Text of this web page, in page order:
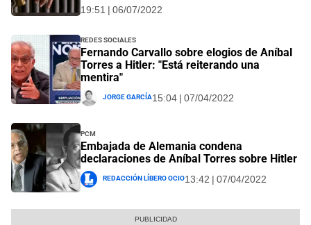
19:51 | 06/07/2022
Redes Sociales
Fernando Carvallo sobre elogios de Aníbal
Torres a Hitler: "Está reiterando una
mentira"
Jorge García15:04 | 07/04/2022
PCM
Embajada de Alemania condena
declaraciones de Aníbal Torres sobre Hitler
Redacción Líbero Ocio13:42 | 07/04/2022